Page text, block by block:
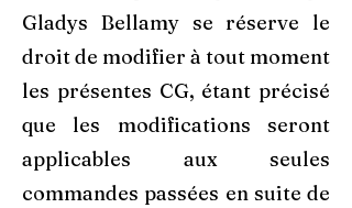
Gladys Bellamy se réserve le
droit de modifier à tout moment
les présentes CG, étant précisé
que les modifications seront
applicables aux seules
commandes passées en suite de